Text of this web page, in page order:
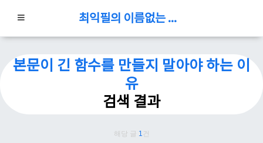
최익필의 이름없는 블로그
본문이 긴 함수를 만들지 말아야 하는 이
유
검색 결과
해당 글 1 건